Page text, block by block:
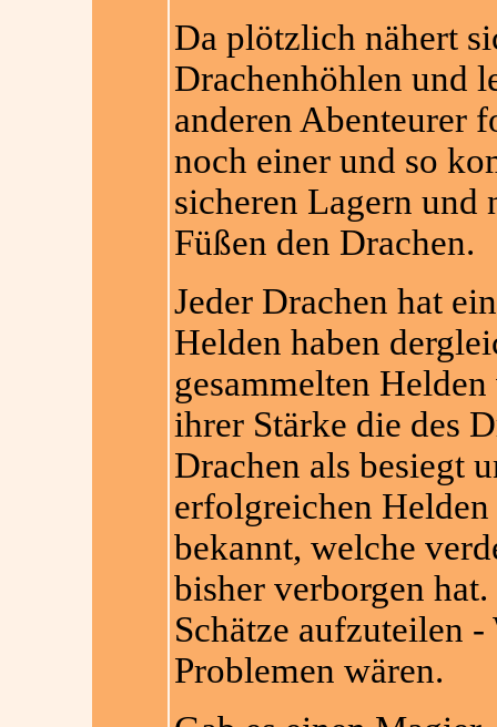
Da plötzlich nähert
Drachenhöhlen und
anderen Abenteurer
noch einer und so
sicheren Lagern und
Füßen den Drachen.
Jeder Drachen hat
Helden haben
gesammelten
ihrer Stärke die des
Drachen als besiegt
erfolgreichen
bekannt, welche
bisher verborgen
Schätze aufzuteilen
Problemen wären.